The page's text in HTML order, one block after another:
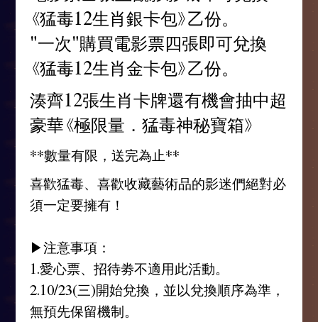
《猛毒12生肖銀卡包》乙份。
"一次"購買電影票四張即可兌換
《猛毒12生肖金卡包》乙份。
湊齊12張生肖卡牌還有機會抽中超
豪華《極限量．猛毒神秘寶箱》
**數量有限，送完為止**
喜歡猛毒、喜歡收藏藝術品的影迷們絕對必
須一定要擁有！
▶注意事項：
1.愛心票、招待劵不適用此活動。
2.10/23(三)開始兌換，並以兌換順序為準，
無預先保留機制。